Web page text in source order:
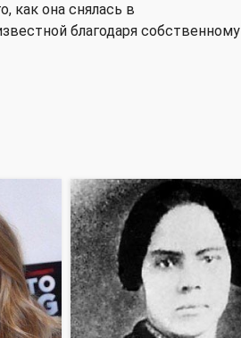
как она снялась в
благодаря собственному